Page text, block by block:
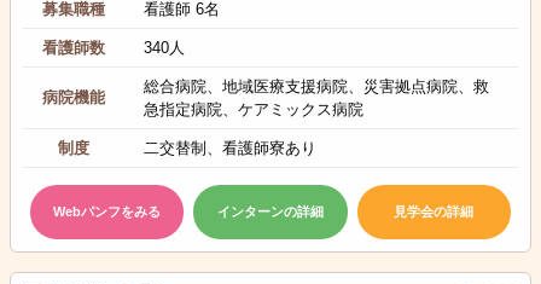
募集職種 看護師 6名
看護師数 340人
病院機能
総合病院、地域医療支援病院、災害拠点病院、救
急指定病院、ケアミックス病院
制度 二交替制、看護師寮あり
Webパンフをみる インターンの詳細 見学会の詳細